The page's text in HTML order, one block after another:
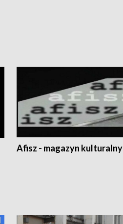
Afisz - magazyn kulturalny